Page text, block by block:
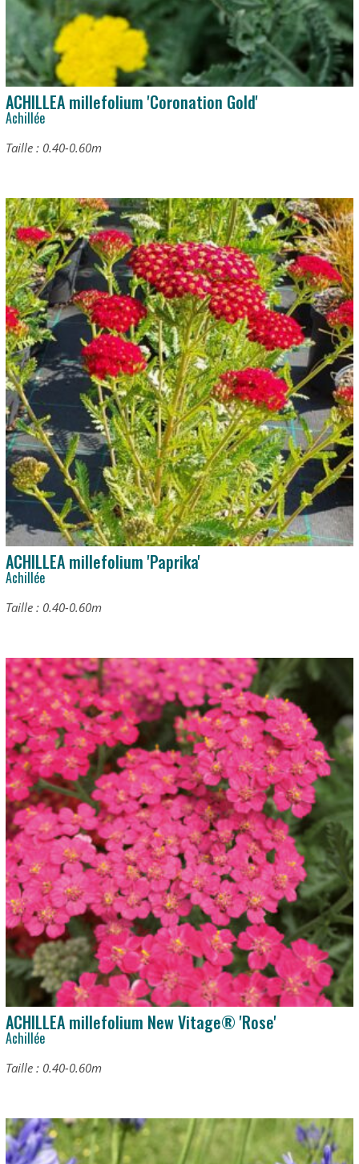
ACHILLEA millefolium 'Coronation Gold'
Achillée
Taille : 0.40-0.60m
ACHILLEA millefolium 'Paprika'
Achillée
Taille : 0.40-0.60m
ACHILLEA millefolium New Vitage® 'Rose'
Achillée
Taille : 0.40-0.60m